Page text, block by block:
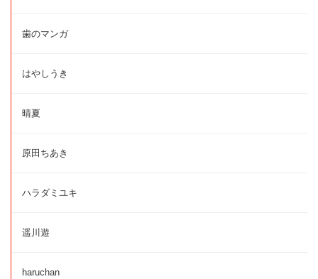
歯のマンガ
はやしうき
晴夏
原田ちあき
ハラダミユキ
遥川遊
haruchan